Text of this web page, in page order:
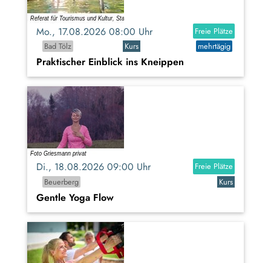
Mo., 17.08.2026 08:00 Uhr
Freie Plätze
Bad Tölz
Kurs mehrtägig
Praktischer Einblick ins Kneippen
Di., 18.08.2026 09:00 Uhr
Freie Plätze
Beuerberg
Kurs
Gentle Yoga Flow